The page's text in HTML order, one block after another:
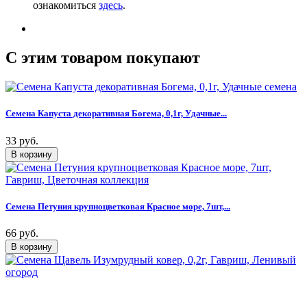
ознакомиться здесь.
C этим товаром покупают
Семена Капуста декоративная Богема, 0,1г, Удачные...
33 руб.
Семена Петуния крупноцветковая Красное море, 7шт,...
66 руб.